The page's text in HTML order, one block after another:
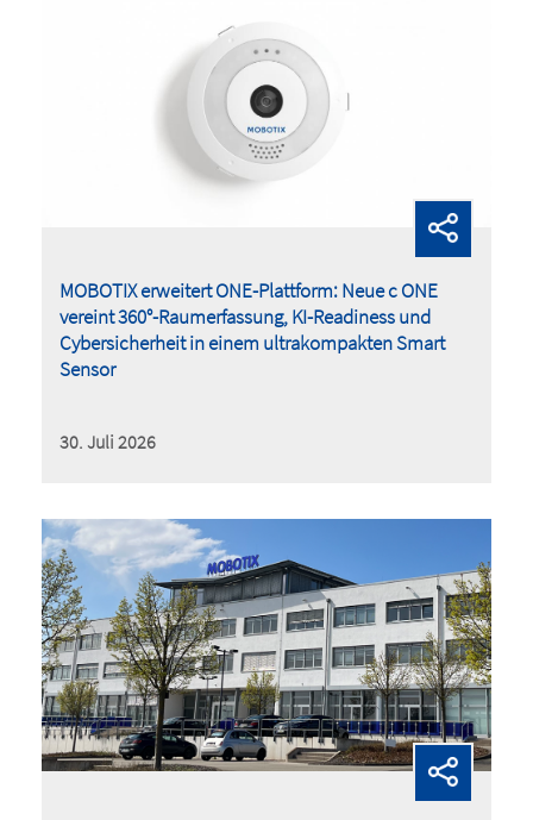
MOBOTIX erweitert ONE-Plattform: Neue c ONE
vereint 360°-Raumerfassung, KI-Readiness und
Cybersicherheit in einem ultrakompakten Smart
Sensor
30. Juli 2026